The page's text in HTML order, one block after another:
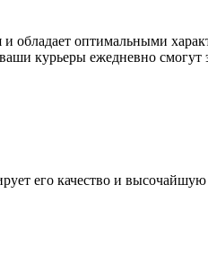
обладает оптимальными
курьеры ежедневно смогут
его качество и